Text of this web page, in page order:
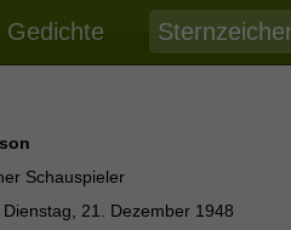
Gedichte
Schauspieler
Dienstag, 21. Dezember 1948